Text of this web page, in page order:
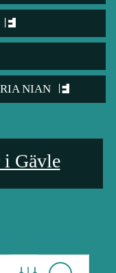
NIAN
i Gävle